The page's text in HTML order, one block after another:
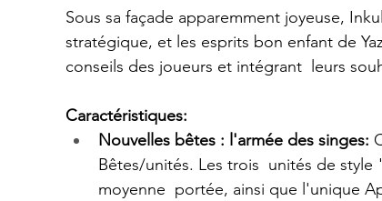
Sous sa façade apparemment joyeuse,
stratégique, et les esprits bon enfant de
conseils des joueurs et intégrant  leurs
Caractéristiques:
Nouvelles bêtes : l'armée des singes:
Bêtes/unités. Les trois  unités de
moyenne  portée, ainsi que l'unique